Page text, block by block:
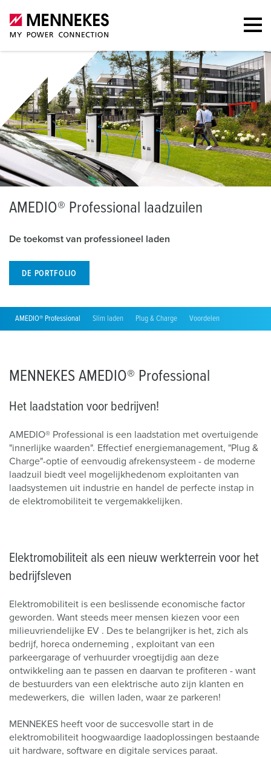
AMEDIO® Professional laadzuilen
De toekomst van professioneel laden
DE PORTFOLIO
AMEDIO® Professional Slim laden Plug & Charge Voordelen
MENNEKES AMEDIO® Professional
Het laadstation voor bedrijven!
AMEDIO® Professional is een laadstation met overtuigende
"innerlijke waarden". Effectief energiemanagement, "Plug &
Charge"-optie of eenvoudig afrekensysteem - de moderne
laadzuil biedt veel mogelijkhedenom exploitanten van
laadsystemen uit industrie en handel de perfecte instap in
de elektromobiliteit te vergemakkelijken.
Elektromobiliteit als een nieuw werkterrein voor het
bedrijfsleven
Elektromobiliteit is een beslissende economische factor
geworden. Want steeds meer mensen kiezen voor een
milieuvriendelijke EV . Des te belangrijker is het, zich als
bedrijf, horeca onderneming , exploitant van een
parkeergarage of verhuurder vroegtijdig aan deze
ontwikkeling aan te passen en daarvan te profiteren - want
de bestuurders van een elektrische auto zijn klanten en
medewerkers, die willen laden, waar ze parkeren!
MENNEKES heeft voor de succesvolle start in de
elektromobiliteit hoogwaardige laadoplossingen bestaande
uit hardware, software en digitale services paraat.